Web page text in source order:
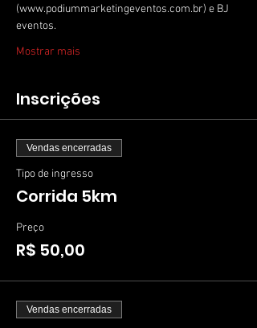
(www.podiummarketingeventos.com.br) e BJ
eventos.
Mostrar mais
Inscrições
Vendas encerradas
Tipo de ingresso
Corrida 5km
Preço
R$ 50,00
Vendas encerradas